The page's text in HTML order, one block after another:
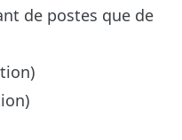
de postes que de